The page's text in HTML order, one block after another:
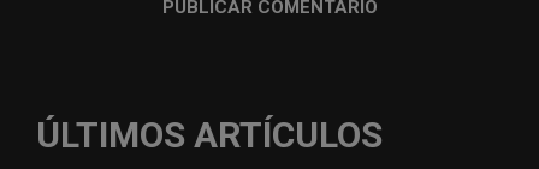
ÚLTIMOS ARTÍCULOS